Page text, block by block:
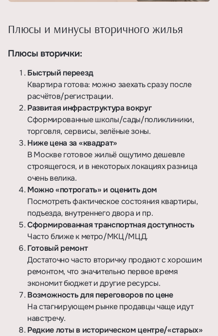
Плюсы и минусы вторичного жилья
Плюсы вторички:
Быстрый переезд
Квартира готова: можно заехать сразу после
расчётов/регистрации.
Развитая инфраструктура вокруг
Сформированные школы/сады/поликлиники,
торговля, сервисы, зелёные зоны.
Ниже цена за «квадрат»
В Москве готовое жильё ощутимо дешевле
строящегося, и в некоторых локациях разница
очень велика.
Можно «потрогать» и оценить дом
Посмотреть фактическое состояния квартиры,
подъезда, внутреннего двора и пр.
Сформированная транспортная доступность
Часто ближе к метро/МКЦ/МЦД.
Готовый ремонт
Достаточно часто вторичку продают с хорошим
ремонтом, что значительно первое время
экономит бюджет и другие ресурсы.
Возможность для переговоров по цене
На стагнирующем рынке продавцы чаще идут
навстречу.
Редкие лоты в историческом центре/«старых»